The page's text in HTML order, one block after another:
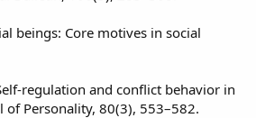
beings: Core motives in social
regulation and conflict behavior in
of Personality, 80(3), 553–582.